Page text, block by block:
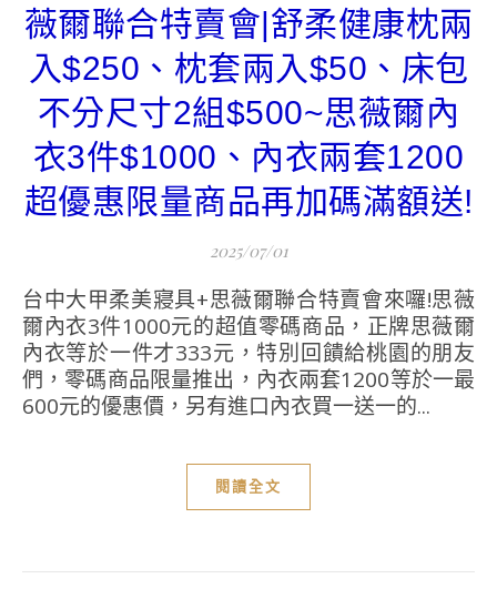
薇爾聯合特賣會|舒柔健康枕兩
入$250、枕套兩入$50、床包
不分尺寸2組$500~思薇爾內
衣3件$1000、內衣兩套1200
超優惠限量商品再加碼滿額送!
2025/07/01
台中大甲柔美寢具+思薇爾聯合特賣會來囉!思薇
爾內衣3件1000元的超值零碼商品，正牌思薇爾
內衣等於一件才333元，特別回饋給桃園的朋友
們，零碼商品限量推出，內衣兩套1200等於一最
600元的優惠價，另有進口內衣買一送一的...
閱讀全文